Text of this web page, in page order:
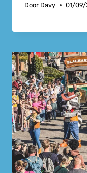
Door Davy 01/09/